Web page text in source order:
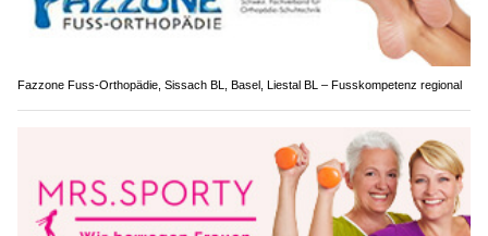
Fazzone Fuss-Orthopädie, Sissach BL, Basel, Liestal BL – Fusskompetenz regional